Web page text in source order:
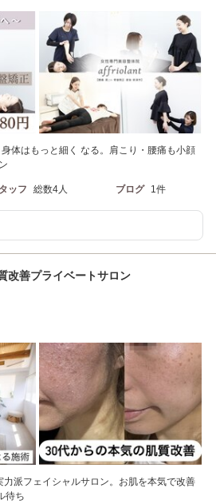
身体はもっと細く なる。肩こり・腰痛も小顔
ッフ 総数4人 ブログ 1件
改善プライベートサロン
派フェイシャルサロン。お肌を本気で改善
待ち